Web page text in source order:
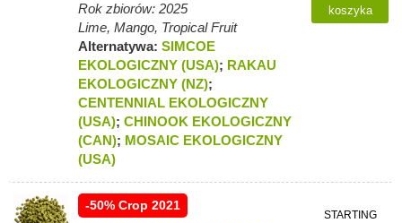
Rok zbiorów: 2025
Lime, Mango, Tropical Fruit
Alternatywa: SIMCOE
EKOLOGICZNY (USA); RAKAU
EKOLOGICZNY (NZ);
CENTENNIAL EKOLOGICZNY
(USA); CHINOOK EKOLOGICZNY
(CAN); MOSAIC EKOLOGICZNY
(USA)
koszyka
-50% Crop 2021
STARTING